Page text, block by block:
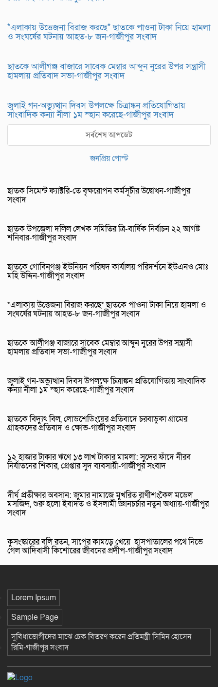
*এলাকায় উত্তেজনা বিরাজ করছে* ছাতকে পাওনা টাকা নিয়ে হামলা
ও সংঘর্ষের ঘটনায় আহত-৮ জন-গাজীপুর সংবাদ
ছাতকে আলীগঞ্জ বাজারে সাবেক মেম্বার আব্দুন নুরের উপর সন্ত্রাসী
হামলায় প্রতিবাদ সভা-গাজীপুর সংবাদ
জুলাই গন-অভ্যুত্থান দিবস উপলক্ষে চিত্রাঙ্কন প্রতিযোগিতায়
সাংবাদিক কন্যা নীলা ১ম স্হান করেছে-গাজীপুর সংবাদ
সর্বশেষ আপডেট
জনপ্রিয় পোস্ট
ছাতক সিমেন্ট ফ্যাক্টরি-তে বৃক্ষরোপন কর্মসূচীর উদ্বোধন-গাজীপুর
সংবাদ
ছাতক উপজেলা দলিল লেখক সমিতির ত্রি-বার্ষিক নির্বাচন ২২ আগষ্ট
শনিবার-গাজীপুর সংবাদ
ছাতকে গোবিনগঞ্জ ইউনিয়ন পরিষদ কার্যালয় পরিদর্শনে ইউএনও মোঃ
মহি উদ্দিন-গাজীপুর সংবাদ
*এলাকায় উত্তেজনা বিরাজ করছে* ছাতকে পাওনা টাকা নিয়ে হামলা ও
সংঘর্ষের ঘটনায় আহত-৮ জন-গাজীপুর সংবাদ
ছাতকে আলীগঞ্জ বাজারে সাবেক মেম্বার আব্দুন নুরের উপর সন্ত্রাসী
হামলায় প্রতিবাদ সভা-গাজীপুর সংবাদ
জুলাই গন-অভ্যুত্থান দিবস উপলক্ষে চিত্রাঙ্কন প্রতিযোগিতায় সাংবাদিক
কন্যা নীলা ১ম স্হান করেছে-গাজীপুর সংবাদ
ছাতকে বিদ্যুৎ বিল, লোডশেডিংয়ের প্রতিবাদে চরবাড়ুকা গ্রামের
গ্রাহকদের প্রতিবাদ ও ক্ষোভ-গাজীপুর সংবাদ
১২ হাজার টাকার ঋণে ১৩ লাখ টাকার মামলা: সুদের ফাঁদে নীরব
নির্যাতনের শিকার, গ্রেপ্তার সুদ ব্যবসায়ী-গাজীপুর সংবাদ
দীর্ঘ প্রতীক্ষার অবসান: জুমার নামাজে মুখরিত রাণীশংকৈল মডেল
মসজিদ, শুরু হলো ইবাদত ও ইসলামী জ্ঞানচর্চার নতুন অধ্যায়-গাজীপুর
সংবাদ
কুসংস্কারের বলি রতন, সাপের কামড়ে খেয়ে হাসপাতালের পথে নিভে
গেল আদিবাসী কিশোরের জীবনের প্রদীপ-গাজীপুর সংবাদ
Lorem Ipsum
Sample Page
সুবিধাভোগীদের মাঝে চেক বিতরণ করেন প্রতিমন্ত্রী সিমিন হোসেন
রিমি-গাজীপুর সংবাদ